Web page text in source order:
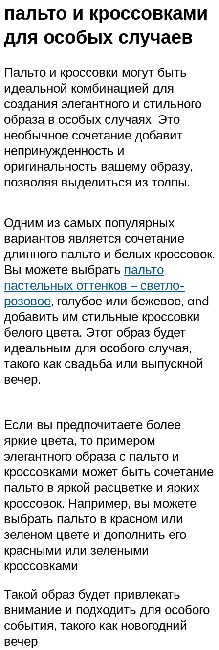
пальто и кроссовками
для особых случаев
Пальто и кроссовки могут быть
идеальной комбинацией для
создания элегантного и стильного
образа в особых случаях. Это
необычное сочетание добавит
непринужденность и
оригинальность вашему образу,
позволяя выделиться из толпы.
Одним из самых популярных
вариантов является сочетание
длинного пальто и белых кроссовок.
Вы можете выбрать пальто
пастельных оттенков – светло-
розовое, голубое или бежевое, and
добавить им стильные кроссовки
белого цвета. Этот образ будет
идеальным для особого случая,
такого как свадьба или выпускной
вечер.
Если вы предпочитаете более
яркие цвета, то примером
элегантного образа с пальто и
кроссовками может быть сочетание
пальто в яркой расцветке и ярких
кроссовок. Например, вы можете
выбрать пальто в красном или
зеленом цвете и дополнить его
красными или зелеными
кроссовками
Такой образ будет привлекать
внимание и подходить для особого
события, такого как новогодний
вечер